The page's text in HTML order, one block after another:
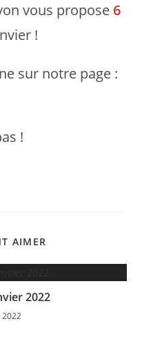
vous propose 6
!
sur notre page :
!
AIMER
2022
2022